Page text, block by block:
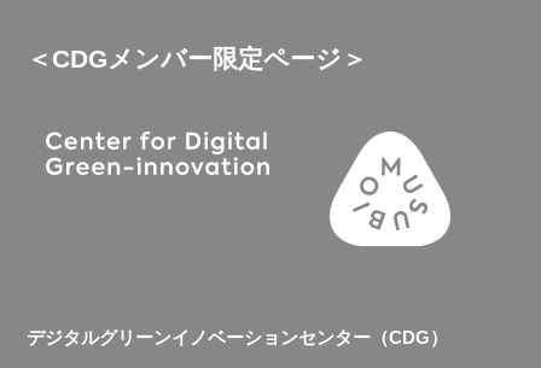
＜CDGメンバー限定ページ＞
デジタルグリーンイノベーションセンター（CDG）